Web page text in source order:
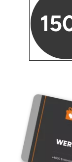
Neckarsulm
Nesselwang
Neumünster
Nürnberg
Oberhavel